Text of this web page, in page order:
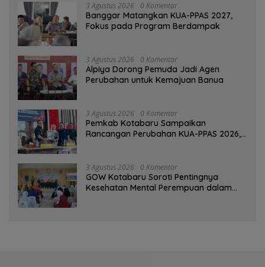
3 Agustus 2026 0 Komentar
‎Banggar Matangkan KUA-PPAS 2027,
Fokus pada Program Berdampak
3 Agustus 2026 0 Komentar
‎Alpiya Dorong Pemuda Jadi Agen
Perubahan untuk Kemajuan Banua ‎
3 Agustus 2026 0 Komentar
Pemkab Kotabaru Sampaikan
Rancangan Perubahan KUA-PPAS 2026,
3 Agustus 2026 0 Komentar
GOW Kotabaru Soroti Pentingnya
Kesehatan Mental Perempuan dalam